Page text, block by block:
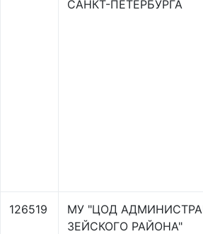
САНКТ-ПЕТЕРБУРГА
126519
МУ "ЦОД
ЗЕЙСКОГО РАЙОНА"